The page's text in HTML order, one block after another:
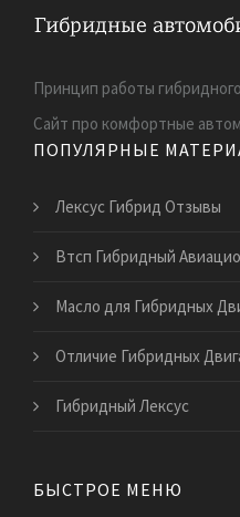
Принцип работы
Сайт про комфортные
ПОПУЛЯРНЫЕ
Лексус Гибрид Отзывы
Втсп Гибридный
Масло для Гибридных
Отличие Гибридных
Гибридный Лексус
БЫСТРОЕ МЕНЮ